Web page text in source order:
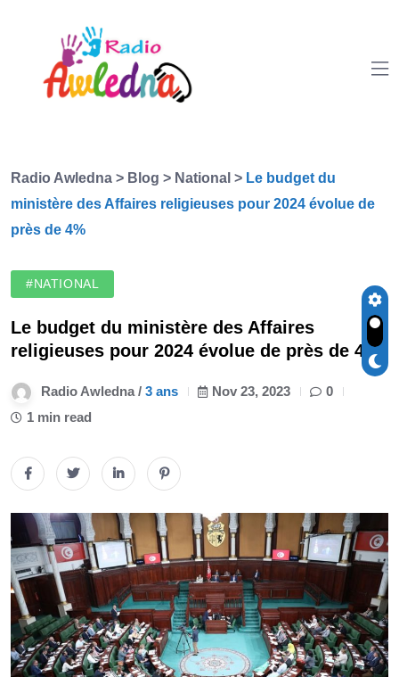
Radio Awledna > Blog > National > Le budget du
ministère des Affaires religieuses pour 2024 évolue de
près de 4%
#NATIONAL
Le budget du ministère des Affaires
religieuses pour 2024 évolue de près de 4%
Radio Awledna / 3 ans Nov 23, 2023
0
1 min read